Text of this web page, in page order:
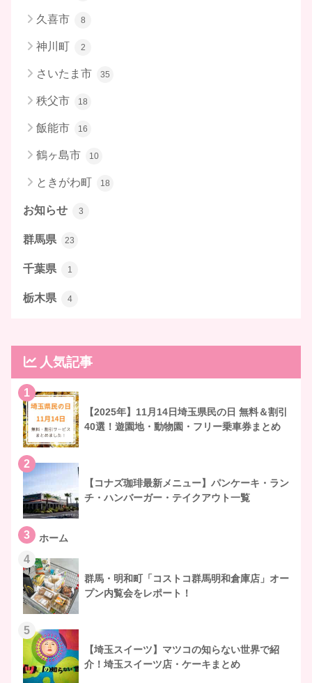
久喜市 8
神川町 2
さいたま市 35
秩父市 18
飯能市 16
鶴ヶ島市 10
ときがわ町 18
お知らせ 3
群馬県 23
千葉県 1
栃木県 4
人気記事
1
【2025年】11月14日埼玉県民の日 無料＆割引
40選！遊園地・動物園・フリー乗車券まとめ
2
【コナズ珈琲最新メニュー】パンケーキ・ラン
チ・ハンバーガー・テイクアウト一覧
3 ホーム
4
群馬・明和町「コストコ群馬明和倉庫店」オー
プン内覧会をレポート！
5
【埼玉スイーツ】マツコの知らない世界で紹
介！埼玉スイーツ店・ケーキまとめ